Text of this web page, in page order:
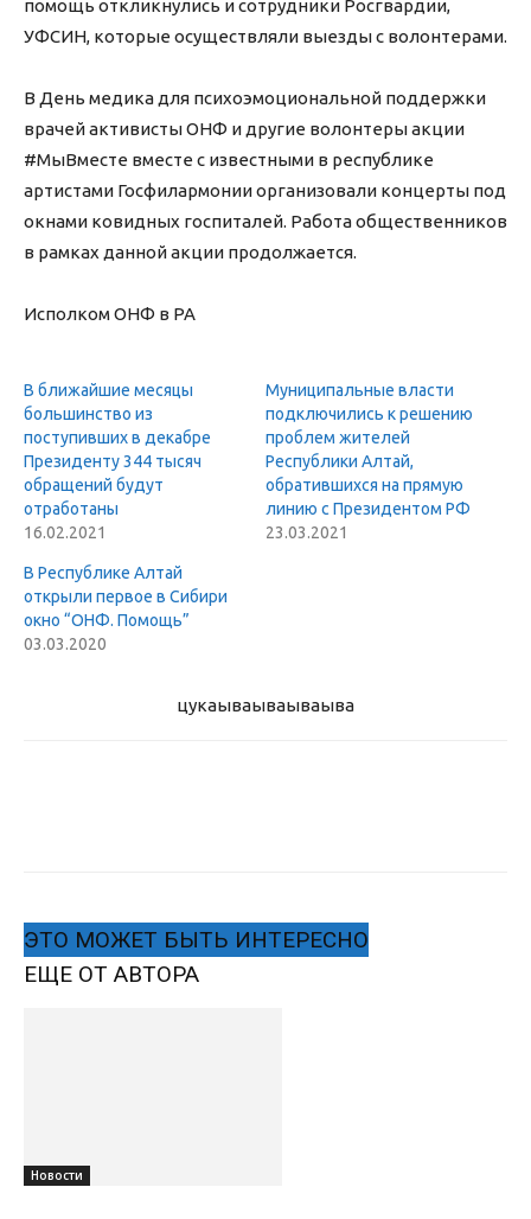
помощь откликнулись и сотрудники Росгвардии,
УФСИН, которые осуществляли выезды с волонтерами.
В День медика для психоэмоциональной поддержки
врачей активисты ОНФ и другие волонтеры акции
#МыВместе вместе с известными в республике
артистами Госфилармонии организовали концерты под
окнами ковидных госпиталей. Работа общественников
в рамках данной акции продолжается.
Исполком ОНФ в РА
В ближайшие месяцы
большинство из
поступивших в декабре
Президенту 344 тысяч
обращений будут
отработаны
16.02.2021
Муниципальные власти
подключились к решению
проблем жителей
Республики Алтай,
обратившихся на прямую
линию с Президентом РФ
23.03.2021
В Республике Алтай
открыли первое в Сибири
окно “ОНФ. Помощь”
03.03.2020
цукаываываываыва
ЭТО МОЖЕТ БЫТЬ ИНТЕРЕСНО
ЕЩЕ ОТ АВТОРА
Новости